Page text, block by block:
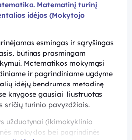
Matematinį turinį
idėjos (Mokytojo
esmingas ir sąryšingas
būtinas prasmingam
Matematikos mokymąsi
ir pagrindiniame ugdyme
idėjų bendrumas metodinę
knygose gausiai iliustruotas
sričių turinio pavyzdžiais.
užduotynai (ikimokyklinio
mokyklos bei pagrindinės